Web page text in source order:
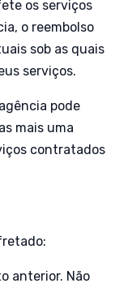
os serviços
o reembolso
sob as quais
serviços.
pode
mais uma
contratados
anterior. Não